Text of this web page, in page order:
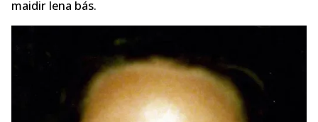
maidir lena bás.